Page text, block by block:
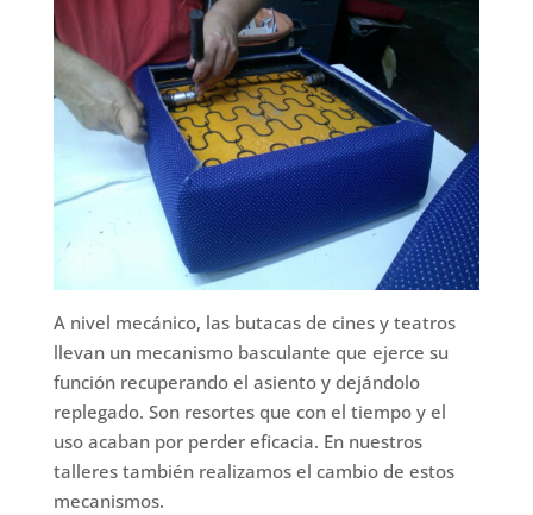
A nivel mecánico, las butacas de cines y teatros
llevan un mecanismo basculante que ejerce su
función recuperando el asiento y dejándolo
replegado. Son resortes que con el tiempo y el
uso acaban por perder eficacia. En nuestros
talleres también realizamos el cambio de estos
mecanismos.